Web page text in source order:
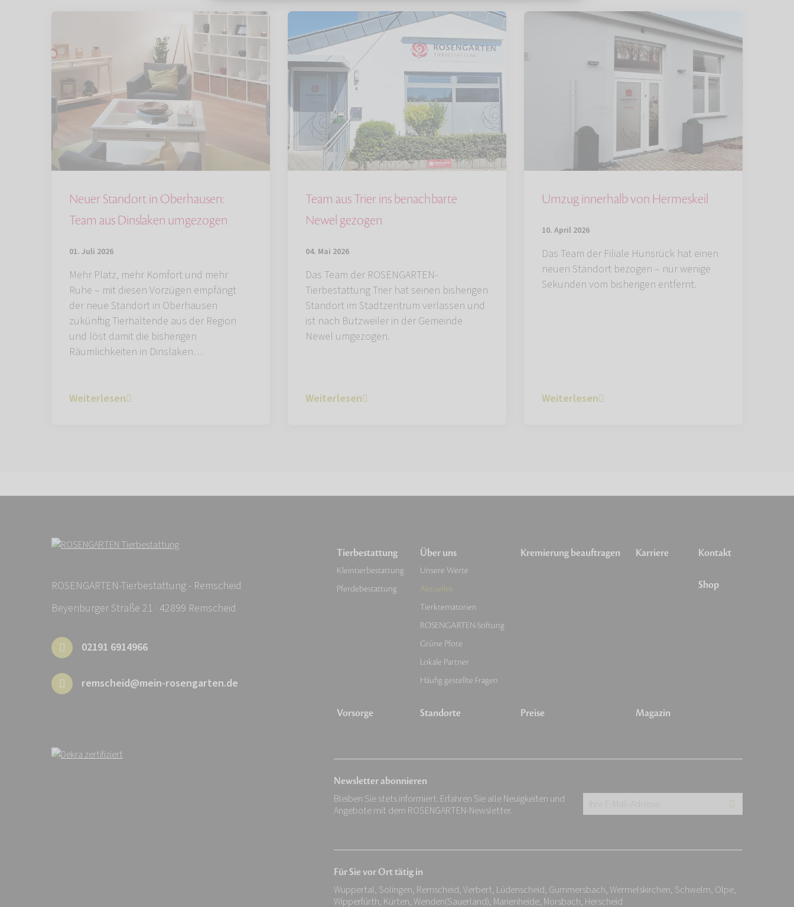
Neuer Standort in Oberhausen:
Team aus Dinslaken umgezogen
01. Juli 2026
Mehr Platz, mehr Komfort und mehr
Ruhe – mit diesen Vorzügen empfängt
der neue Standort in Oberhausen
zukünftig Tierhaltende aus der Region
und löst damit die bisherigen
Räumlichkeiten in Dinslaken…
Weiterlesen
Team aus Trier ins benachbarte
Newel gezogen
04. Mai 2026
Das Team der ROSENGARTEN-
Tierbestattung Trier hat seinen bisherigen
Standort im Stadtzentrum verlassen und
ist nach Butzweiler in der Gemeinde
Newel umgezogen.
Weiterlesen
Umzug innerhalb von Hermeskeil
10. April 2026
Das Team der Filiale Hunsrück hat einen
neuen Standort bezogen – nur wenige
Sekunden vom bisherigen entfernt.
Weiterlesen
ROSENGARTEN-Tierbestattung - Remscheid
Beyenburger Straße 21 · 42899 Remscheid
02191 6914966
remscheid@mein-rosengarten.de
Tierbestattung
Kleintierbestattung
Pferdebestattung
Vorsorge
Über uns
Unsere Werte
Aktuelles
Tierkrematorien
ROSENGARTEN-Stiftung
Grüne Pfote
Lokale Partner
Häufig gestellte Fragen
Standorte
Kremierung beauftragen
Preise
Karriere
Magazin
Kontakt
Shop
Newsletter abonnieren
Bleiben Sie stets informiert. Erfahren Sie alle Neuigkeiten und
Angebote mit dem ROSENGARTEN-Newsletter.
E-
Für Sie vor Ort tätig in
Wuppertal, Solingen, Remscheid, Verbert, Lüdenscheid, Gummersbach, Wermelskirchen, Schwelm, Olpe,
Wipperfürth, Kürten, Wenden(Sauerland), Marienheide, Morsbach, Herscheid